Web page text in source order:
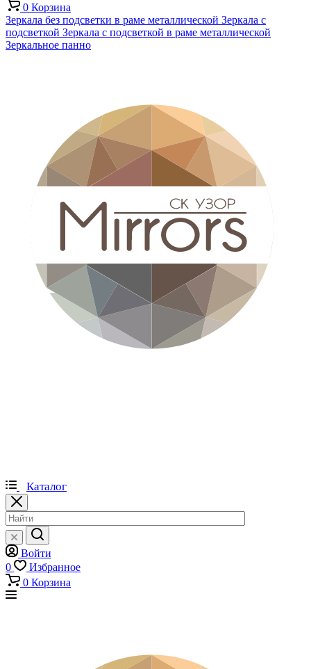
0 Корзина
Зеркала без подсветки в раме металлической Зеркала с
подсветкой Зеркала с подсветкой в раме металлической
Зеркальное панно
Каталог
Войти
0
Избранное
0 Корзина